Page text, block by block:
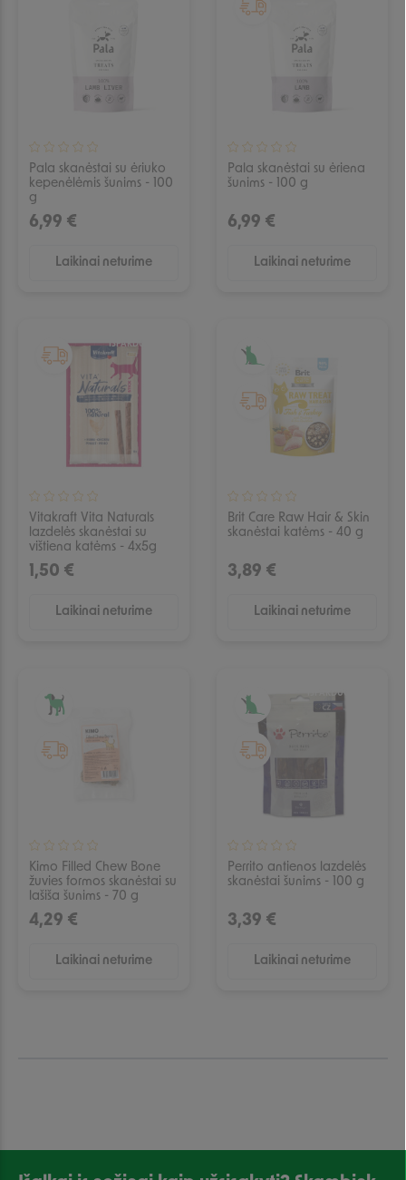
Pala skanėstai su ėriuko
kepenėlėmis šunims - 100
g
6,99 €
Laikinai neturime
Pala skanėstai su ėriena
šunims - 100 g
6,99 €
Laikinai neturime
IŠPARDUOTA
Vitakraft Vita Naturals
lazdelės skanėstai su
vištiena katėms - 4x5g
1,50 €
Laikinai neturime
Brit Care Raw Hair & Skin
skanėstai katėms - 40 g
3,89 €
Laikinai neturime
Kimo Filled Chew Bone
žuvies formos skanėstai su
lašiša šunims - 70 g
4,29 €
Laikinai neturime
IŠPARDUOTA
Perrito antienos lazdelės
skanėstai šunims - 100 g
3,39 €
Laikinai neturime